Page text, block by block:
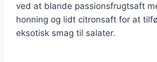
ved at blande passionsfrugtsaft
honning og lidt citronsaft for at
eksotisk smag til salater.